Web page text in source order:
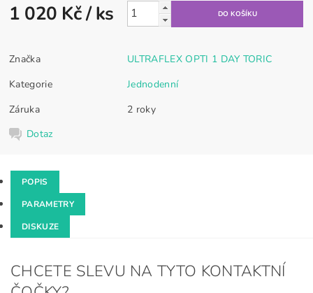
1 020 Kč/ ks
Značka
ULTRAFLEX OPTI 1 DAY TORIC
Kategorie
Jednodenní
Záruka
2 roky
Dotaz
POPIS
PARAMETRY
DISKUZE
CHCETE SLEVU NA TYTO KONTAKTNÍ